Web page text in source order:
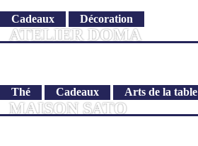
ATELIER DOMA
MAISON SATO
Cadeaux Décoration
Thé Cadeaux Arts de la table